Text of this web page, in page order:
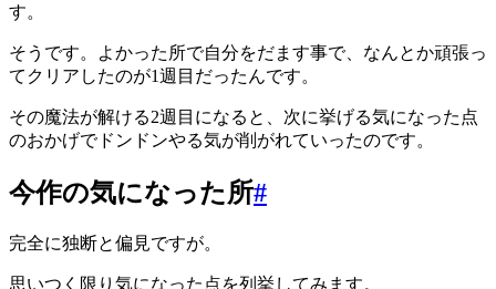
す。
そうです。よかった所で自分をだます事で、なんとか頑張っ
てクリアしたのが1週目だったんです。
その魔法が解ける2週目になると、次に挙げる気になった点
のおかげでドンドンやる気が削がれていったのです。
今作の気になった所#
完全に独断と偏見ですが。
思いつく限り気になった点を列挙してみます。